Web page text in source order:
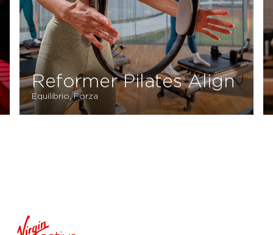
Reformer Pilates Align
Equilibrio, Forza